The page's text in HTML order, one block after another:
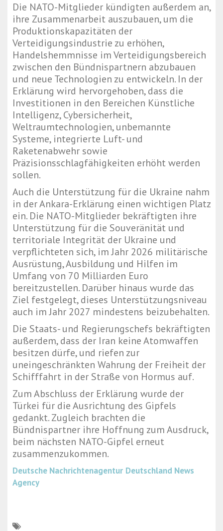
Die NATO-Mitglieder kündigten außerdem an,
ihre Zusammenarbeit auszubauen, um die
Produktionskapazitäten der
Verteidigungsindustrie zu erhöhen,
Handelshemmnisse im Verteidigungsbereich
zwischen den Bündnispartnern abzubauen
und neue Technologien zu entwickeln. In der
Erklärung wird hervorgehoben, dass die
Investitionen in den Bereichen Künstliche
Intelligenz, Cybersicherheit,
Weltraumtechnologien, unbemannte
Systeme, integrierte Luft- und
Raketenabwehr sowie
Präzisionsschlagfähigkeiten erhöht werden
sollen.
Auch die Unterstützung für die Ukraine nahm
in der Ankara-Erklärung einen wichtigen Platz
ein. Die NATO-Mitglieder bekräftigten ihre
Unterstützung für die Souveränität und
territoriale Integrität der Ukraine und
verpflichteten sich, im Jahr 2026 militärische
Ausrüstung, Ausbildung und Hilfen im
Umfang von 70 Milliarden Euro
bereitzustellen. Darüber hinaus wurde das
Ziel festgelegt, dieses Unterstützungsniveau
auch im Jahr 2027 mindestens beizubehalten.
Die Staats- und Regierungschefs bekräftigten
außerdem, dass der Iran keine Atomwaffen
besitzen dürfe, und riefen zur
uneingeschränkten Wahrung der Freiheit der
Schifffahrt in der Straße von Hormus auf.
Zum Abschluss der Erklärung wurde der
Türkei für die Ausrichtung des Gipfels
gedankt. Zugleich brachten die
Bündnispartner ihre Hoffnung zum Ausdruck,
beim nächsten NATO-Gipfel erneut
zusammenzukommen.
Deutsche Nachrichtenagentur Deutschland News
Agency